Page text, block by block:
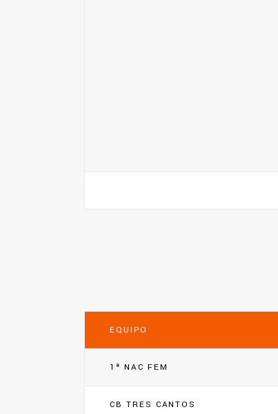
EQUIPO
1ª NAC FEM
CB TRES CANTOS